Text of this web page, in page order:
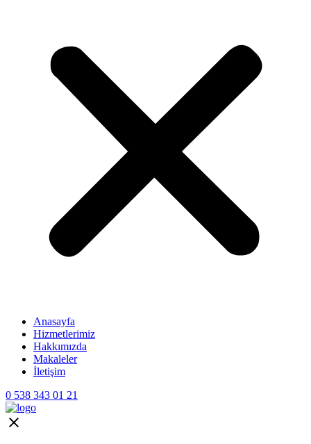
Anasayfa
Hizmetlerimiz
Hakkımızda
Makaleler
İletişim
0 538 343 01 21